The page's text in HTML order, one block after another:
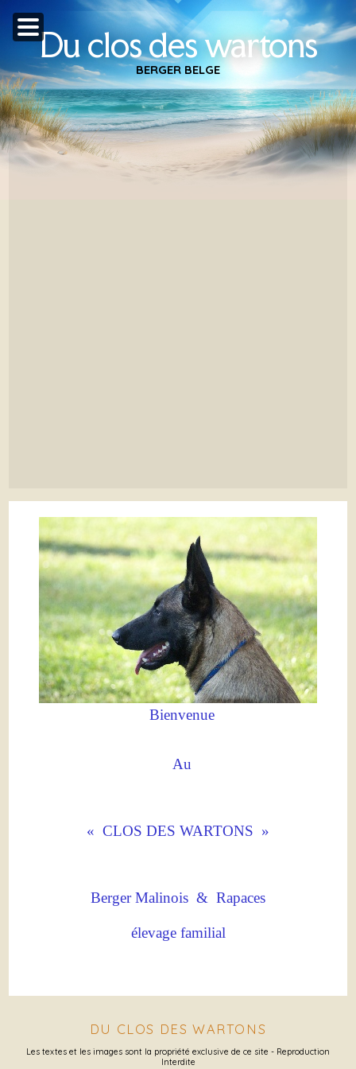
Du clos des wartons
BERGER BELGE
Bienvenue
Au
« CLOS DES WARTONS »
Berger Malinois & Rapaces
élevage familial
DU CLOS DES WARTONS
Les textes et les images sont la propriété exclusive de ce site - Reproduction
Interdite